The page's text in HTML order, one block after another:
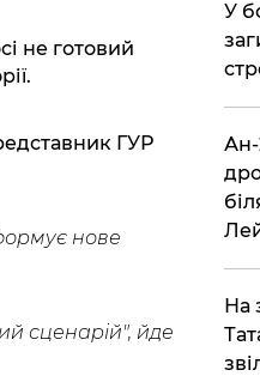
не готовий
ГУР
нове
сценарій", йде
​У
​Ан-
​На